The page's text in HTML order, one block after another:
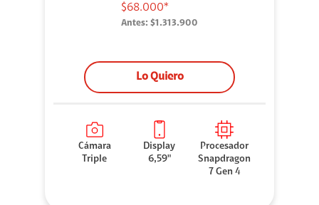
$68.000*
Antes: $1.313.900
Lo Quiero
Cámara
Triple
Display
6,59"
Procesador
Snapdragon
7 Gen 4